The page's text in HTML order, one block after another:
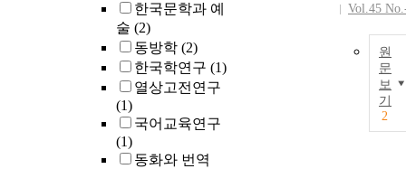
한국문학과 예
술 (2)
동방학 (2)
한국학연구 (1)
열상고전연구
(1)
국어교육연구
(1)
동화와 번역
Vol.45
원
문
보
기
2